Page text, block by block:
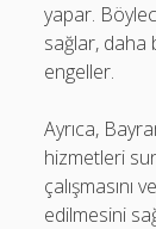
yapar.
sağlar, daha
engeller.
Ayrıca,
hizmetleri
edilmesini